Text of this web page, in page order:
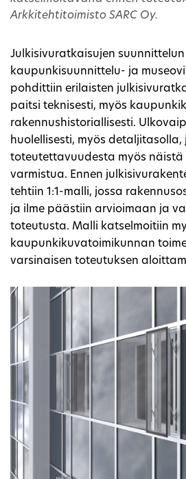
Arkkitehtitoimisto SARC Oy.
Julkisivuratkaisujen
kaupunkisuunnittelu- ja
pohdittiin erilaisten
paitsi teknisesti, myös
rakennushistoriallisesti.
huolellisesti, myös detaljitasolla,
toteutettavuudesta myös
varmistua. Ennen
tehtiin 1:1-malli, jossa
ja ilme päästiin arvioimaan ja
toteutusta. Malli katselmoitiin
kaupunkikuvatoimikunnan
varsinaisen toteutuksen